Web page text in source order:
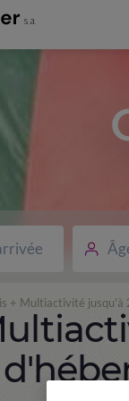
+ Multiactivité jusqu'à